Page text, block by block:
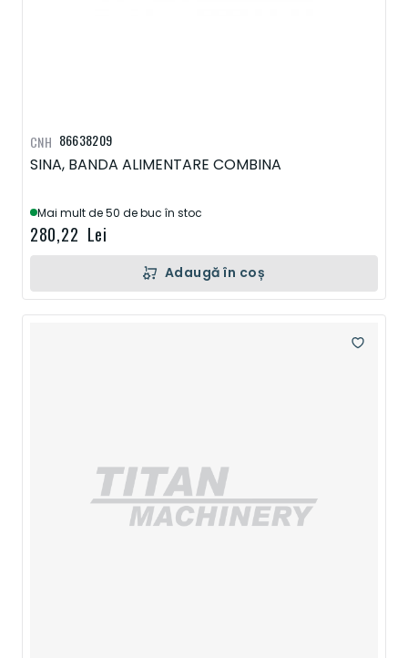
86638209
SINA, BANDA ALIMENTARE COMBINA
Mai mult de 50 de buc în stoc
280,22 Lei
CNH
Adaugă în coș